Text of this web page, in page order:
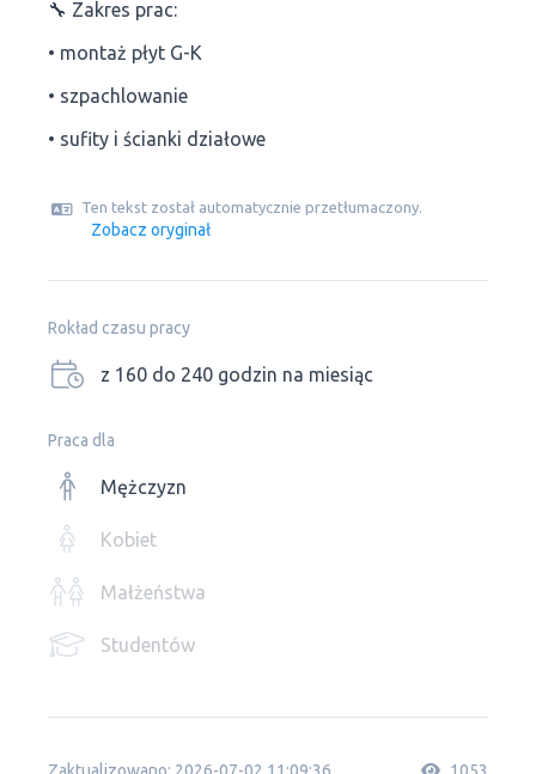
🔧 Zakres prac:
• montaż płyt G-K
• szpachlowanie
• sufity i ścianki działowe
Ten tekst został automatycznie przetłumaczony.
Zobacz oryginał
Rokład czasu pracy
z 160 do 240 godzin na miesiąc
Praca dla
Mężczyzn
Kobiet
Małżeństwa
Studentów